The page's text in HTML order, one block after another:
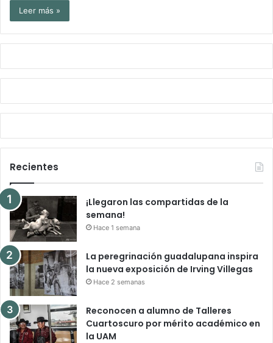
Leer más »
Recientes
¡Llegaron las compartidas de la
semana!
Hace 1 semana
La peregrinación guadalupana inspira
la nueva exposición de Irving Villegas
Hace 2 semanas
Reconocen a alumno de Talleres
Cuartoscuro por mérito académico en
la UAM